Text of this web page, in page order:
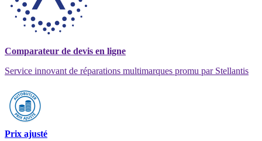
Comparateur de devis en ligne
Service innovant de réparations multimarques promu par Stellantis
Prix ajusté